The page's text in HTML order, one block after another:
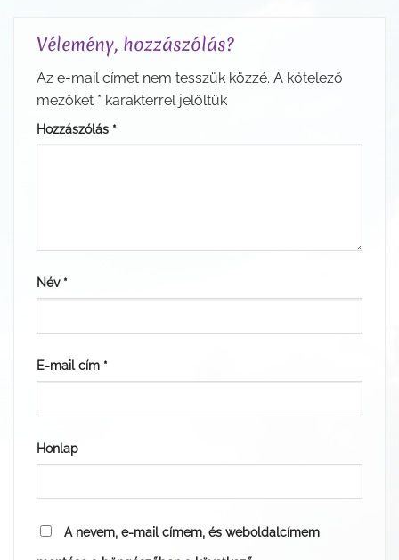
Vélemény, hozzászólás?
Az e-mail címet nem tesszük közzé. A kötelező
mezőket * karakterrel jelöltük
Hozzászólás *
Név *
E-mail cím *
Honlap
A nevem, e-mail címem, és weboldalcímem